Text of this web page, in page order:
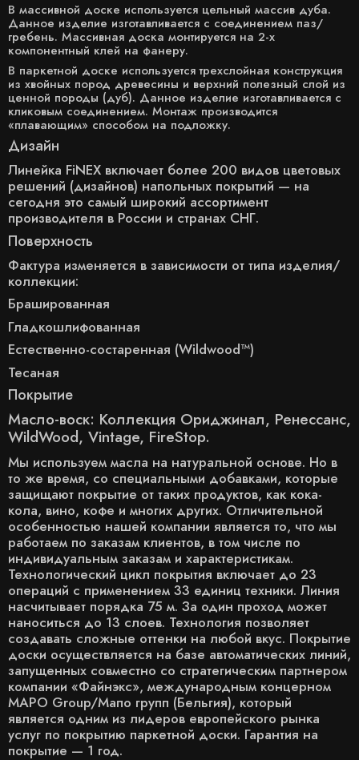
В массивной доске используется цельный массив дуба.
Данное изделие изготавливается с соединением паз/
гребень. Массивная доска монтируется на 2-х
компонентный клей на фанеру.
В паркетной доске используется трехслойная конструкция
из хвойных пород древесины и верхний полезный слой из
ценной породы (дуб). Данное изделие изготавливается с
кликовым соединением. Монтаж производится
«плавающим» способом на подложку.
Дизайн
Линейка FiNEX включает более 200 видов цветовых
решений (дизайнов) напольных покрытий — на
сегодня это самый широкий ассортимент
производителя в России и странах СНГ.
Поверхность
Фактура изменяется в зависимости от типа изделия/
коллекции:
Брашированная
Гладкошлифованная
Естественно-состаренная (Wildwood™)
Тесаная
Покрытие
Масло-воск: Коллекция Ориджинал, Ренессанс,
WildWood, Vintage, FireStop.
Мы используем масла на натуральной основе. Но в
то же время, со специальными добавками, которые
защищают покрытие от таких продуктов, как кока-
кола, вино, кофе и многих других. Отличительной
особенностью нашей компании является то, что мы
работаем по заказам клиентов, в том числе по
индивидуальным заказам и характеристикам.
Технологический цикл покрытия включает до 23
операций с применением 33 единиц техники. Линия
насчитывает порядка 75 м. За один проход может
наноситься до 13 слоев. Технология позволяет
создавать сложные оттенки на любой вкус. Покрытие
доски осуществляется на базе автоматических линий,
запущенных совместно со стратегическим партнером
компании «Файнэкс», международным концерном
MAPO Group/Мапо групп (Бельгия), который
является одним из лидеров европейского рынка
услуг по покрытию паркетной доски. Гарантия на
покрытие — 1 год.